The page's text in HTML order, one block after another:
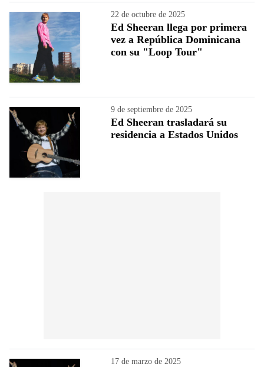
22 de octubre de 2025
Ed Sheeran llega por primera
vez a República Dominicana
con su "Loop Tour"
9 de septiembre de 2025
Ed Sheeran trasladará su
residencia a Estados Unidos
17 de marzo de 2025